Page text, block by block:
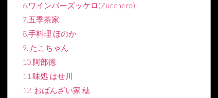
6.ワインバーズッケロ(Zucchero)
7.五季茶家
8.手料理 ほのか
9. たこちゃん
10.阿部徳
11.味処 はせ川
12. おばんざい家 穂